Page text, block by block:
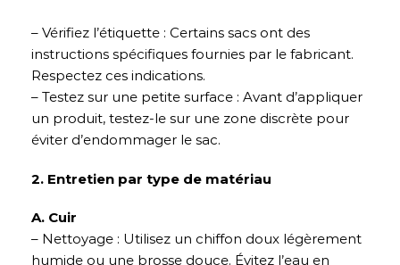
– Vérifiez l’étiquette : Certains sacs ont des
instructions spécifiques fournies par le fabricant.
Respectez ces indications.
– Testez sur une petite surface : Avant d’appliquer
un produit, testez-le sur une zone discrète pour
éviter d’endommager le sac.
2. Entretien par type de matériau
A. Cuir
– Nettoyage : Utilisez un chiffon doux légèrement
humide ou une brosse douce. Évitez l’eau en